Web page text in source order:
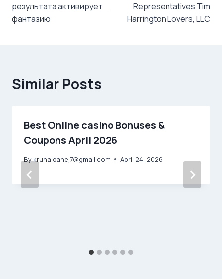
результата активирует
фантазию
Representatives Tim
Harrington Lovers, LLC
Similar Posts
Best Online casino Bonuses &
Coupons April 2026
Bykrunaldanej7@gmail.com April 24, 2026